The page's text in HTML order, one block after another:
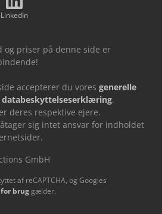
LinkedIn
priser på denne side er
accepterer du vores generelle
databeskyttelseserklæring.
deres respektive ejere.
sig intet ansvar for indholdet
GmbH
af reCAPTCHA, og Googles
brug gælder.